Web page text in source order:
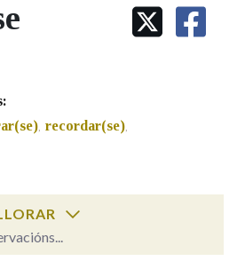
IDENTIDADE CORPORATIVA
MARCIAL DEL ADALID
FIGURAS HOMENAXEADAS
PORTAL DAS PALABRAS
, recordar(se),